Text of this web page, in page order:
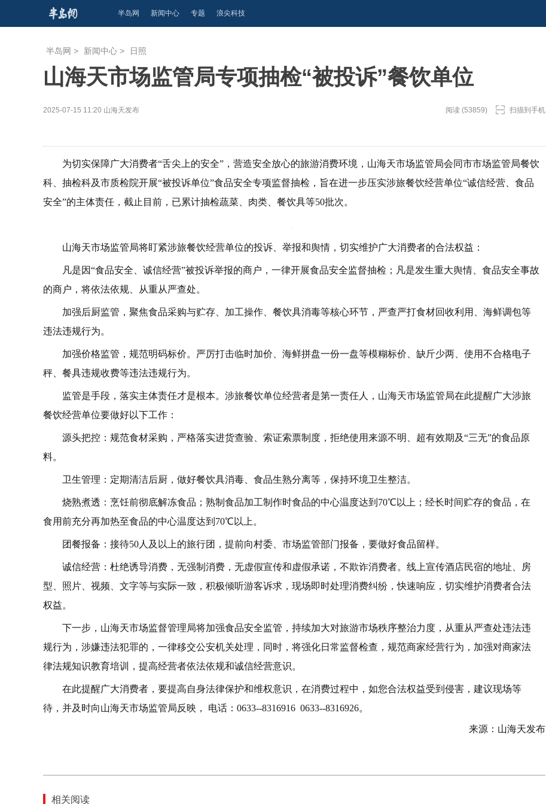
半岛网 新闻中心 专题 浪尖科技
半岛网 > 新闻中心 > 日照
山海天市场监管局专项抽检“被投诉”餐饮单位
2025-07-15 11:20 山海天发布 阅读 (53859) 扫描到手机
为切实保障广大消费者“舌尖上的安全”，营造安全放心的旅游消费环境，山海天市场监管局会同市市场监管局餐饮
科、抽检科及市质检院开展“被投诉单位”食品安全专项监督抽检，旨在进一步压实涉旅餐饮经营单位“诚信经营、食品
安全”的主体责任，截止目前，已累计抽检蔬菜、肉类、餐饮具等50批次。
山海天市场监管局将盯紧涉旅餐饮经营单位的投诉、举报和舆情，切实维护广大消费者的合法权益：
凡是因“食品安全、诚信经营”被投诉举报的商户，一律开展食品安全监督抽检；凡是发生重大舆情、食品安全事故
的商户，将依法依规、从重从严查处。
加强后厨监管，聚焦食品采购与贮存、加工操作、餐饮具消毒等核心环节，严查严打食材回收利用、海鲜调包等
违法违规行为。
加强价格监管，规范明码标价。严厉打击临时加价、海鲜拼盘一份一盘等模糊标价、缺斤少两、使用不合格电子
秤、餐具违规收费等违法违规行为。
监管是手段，落实主体责任才是根本。涉旅餐饮单位经营者是第一责任人，山海天市场监管局在此提醒广大涉旅
餐饮经营单位要做好以下工作：
源头把控：规范食材采购，严格落实进货查验、索证索票制度，拒绝使用来源不明、超有效期及“三无”的食品原
料。
卫生管理：定期清洁后厨，做好餐饮具消毒、食品生熟分离等，保持环境卫生整洁。
烧熟煮透：烹饪前彻底解冻食品；熟制食品加工制作时食品的中心温度达到70℃以上；经长时间贮存的食品，在
食用前充分再加热至食品的中心温度达到70℃以上。
团餐报备：接待50人及以上的旅行团，提前向村委、市场监管部门报备，要做好食品留样。
诚信经营：杜绝诱导消费，无强制消费，无虚假宣传和虚假承诺，不欺诈消费者。线上宣传酒店民宿的地址、房
型、照片、视频、文字等与实际一致，积极倾听游客诉求，现场即时处理消费纠纷，快速响应，切实维护消费者合法
权益。
下一步，山海天市场监督管理局将加强食品安全监管，持续加大对旅游市场秩序整治力度，从重从严查处违法违
规行为，涉嫌违法犯罪的，一律移交公安机关处理，同时，将强化日常监督检查，规范商家经营行为，加强对商家法
律法规知识教育培训，提高经营者依法依规和诚信经营意识。
在此提醒广大消费者，要提高自身法律保护和维权意识，在消费过程中，如您合法权益受到侵害，建议现场等
待，并及时向山海天市场监管局反映， 电话：0633--8316916 0633--8316926。
来源：山海天发布
相关阅读